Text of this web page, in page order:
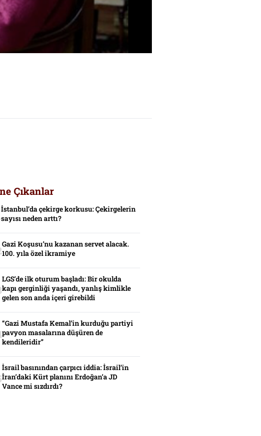
Çıkanlar
İstanbul’da çekirge korkusu: Çekirgelerin
sayısı neden arttı?
Gazi Koşusu’nu kazanan servet alacak.
100. yıla özel ikramiye
LGS’de ilk oturum başladı: Bir okulda
kapı gerginliği yaşandı, yanlış kimlikle
gelen son anda içeri girebildi
“Gazi Mustafa Kemal’in kurduğu partiyi
pavyon masalarına düşüren de
kendileridir”
İsrail basınından çarpıcı iddia: İsrail’in
İran’daki Kürt planını Erdoğan’a JD
Vance mi sızdırdı?